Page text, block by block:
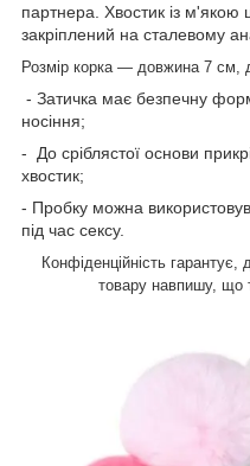
партнера. Хвостик із
закріплений на сталевому
Розмір корка — довжина 7 см,
- Затичка має безпечну
носіння;
- До сріблястої основи
хвостик;
- Пробку можна
під час сексу.
Конфіденційність
товару навпишу, що